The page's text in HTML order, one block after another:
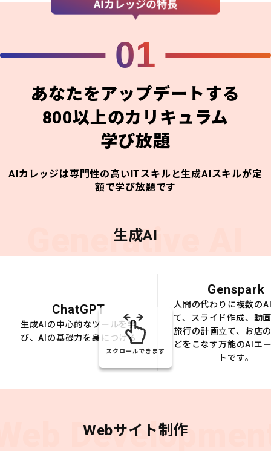
01
あなたをアップデートする
800以上のカリキュラム
学び放題
AIカレッジは専門性の高いITスキルと生成AIスキルが定
額で学び放題です
Generative AI
生成AI
ChatGPT
生成AIの中心的なツールを学
び、AIの基礎力を身につける
Genspark
人間の代わりに複数の
て、スライド作成、動
旅行の計画立て、お店
どをこなす万能のAIエ
トです。
スクロールできます
Webサイト制作